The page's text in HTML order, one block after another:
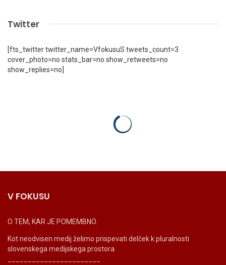
Twitter
[fts_twitter twitter_name=VfokusuS tweets_count=3
cover_photo=no stats_bar=no show_retweets=no
show_replies=no]
V FOKUSU
O TEM, KAR JE POMEMBNO.
Kot neodvisen medij želimo prispevati delček k pluralnosti
slovenskega medijskega prostora.